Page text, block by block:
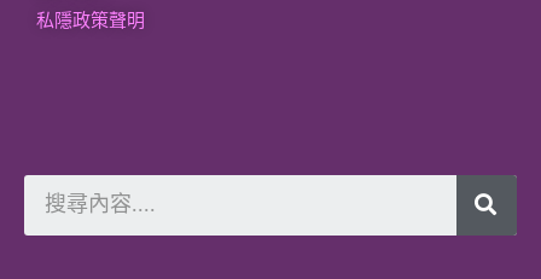
私隱政策聲明